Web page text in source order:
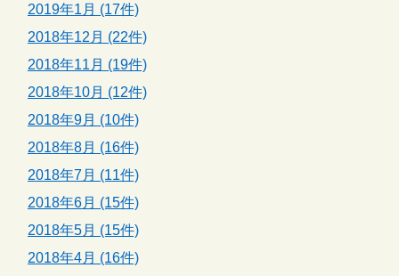
2019年1月 (17件)
2018年12月 (22件)
2018年11月 (19件)
2018年10月 (12件)
2018年9月 (10件)
2018年8月 (16件)
2018年7月 (11件)
2018年6月 (15件)
2018年5月 (15件)
2018年4月 (16件)